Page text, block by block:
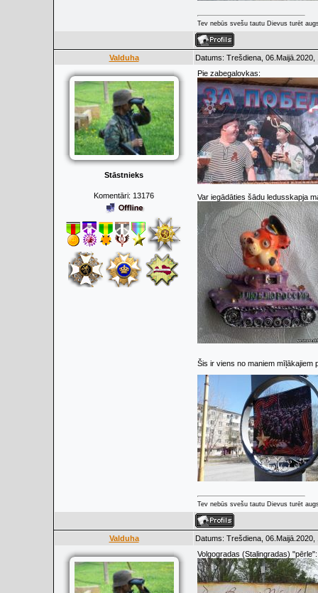
Tev nebūs svešu tautu Dievus turēt
Valduha Datums: Trešdiena,
Stāstnieks
Komentāri: 13176
Pie zabegalovkas:
Var iegādāties šādu ledusskapja
Šis ir viens no maniem
Tev nebūs svešu tautu Dievus turēt
Valduha Datums: Trešdiena,
Volgogradas (Staļingradas) "pērle":